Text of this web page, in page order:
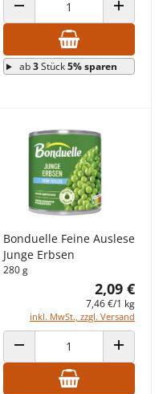
ANZAHL VERRINGERN ANZAHL
ab3Stück5% sparen
Bonduelle Feine Auslese
Junge Erbsen
280 g
2,09 €
7,46 €/1 kg
inkl. MwSt., zzgl. Versand
ANZAHL VERRINGERN ANZAHL